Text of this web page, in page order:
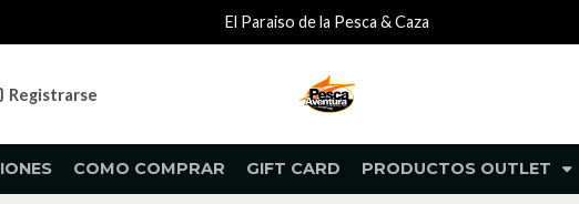
Registrarse
COMO COMPRAR GIFT CARD PRODUCTOS OUTLET
El Paraiso de la Pesca & Caza